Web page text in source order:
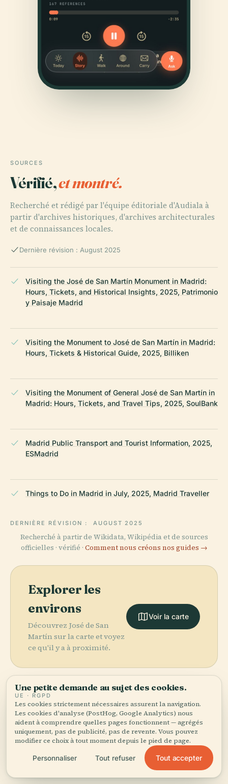
SOURCES
Vérifié,et montré.
Recherché et rédigé par l'équipe éditoriale d'Audiala à
partir d'archives historiques, d'archives architecturales
et de connaissances locales.
Dernière révision : August 2025
Visiting the José de San Martín Monument in Madrid:
Hours, Tickets, and Historical Insights, 2025, Patrimonio
y Paisaje Madrid
Visiting the Monument to José de San Martín in Madrid:
Hours, Tickets & Historical Guide, 2025, Billiken
Visiting the Monument of General José de San Martín in
Madrid: Hours, Tickets, and Travel Tips, 2025, SoulBank
Madrid Public Transport and Tourist Information, 2025,
ESMadrid
Things to Do in Madrid in July, 2025, Madrid Traveller
DERNIÈRE RÉVISION : AUGUST 2025
Recherché à partir de Wikidata, Wikipédia et de sources
officielles · vérifié · Comment nous créons nos guides →
Explorer les
environs
Découvrez José de San
Martín sur la carte et voyez
ce qu'il y a à proximité.
Voir la carte
More inMadrid.
418 lieux à découvrir — quelques-uns à associer.
PLACE
Bibliothèque
Nationale
D'Espagne
PLACE
Musée
Archéologique
National de
Madrid
PLACE
Palais Royal de
Madrid
PLACE
Pozuelo de
Alarcón
Une petite demande au sujet des cookies.
UE · RGPD
Les cookies strictement nécessaires assurent la navigation.
Les cookies d'analyse (PostHog, Google Analytics) nous
aident à comprendre quelles pages fonctionnent — agrégés
uniquement, pas de publicité, pas de revente. Vous pouvez
modifier ce choix à tout moment depuis le pied de page.
Personnaliser Tout refuser Tout accepter